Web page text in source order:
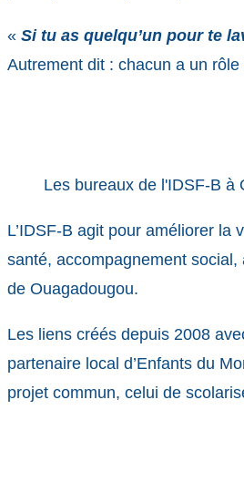
« Si tu as quelqu’un pour te
Autrement dit : chacun a un
Les bureaux de l'IDSF-B à
L’IDSF-B agit pour améliorer
santé, accompagnement
de Ouagadougou.
Les liens créés depuis 2008
partenaire local d’Enfants du
projet commun, celui de